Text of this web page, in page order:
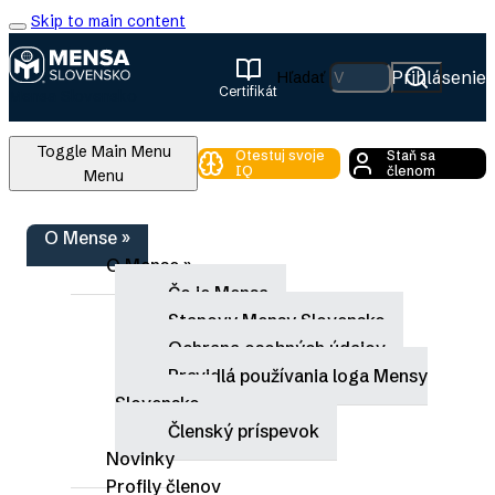
Skip to main content
Certifikát
Hľadať Prihlásenie
Toggle Main Menu
Menu
O Mense »
O Mense »
Čo je Mensa
Stanovy Mensy Slovensko
Ochrana osobných údajov
Pravidlá používania loga Mensy
Slovensko
Členský príspevok
Novinky
Profily členov
Otestuj svoje
IQ
Staň sa
členom
Blogové príspevky
Slabá premena v šachu